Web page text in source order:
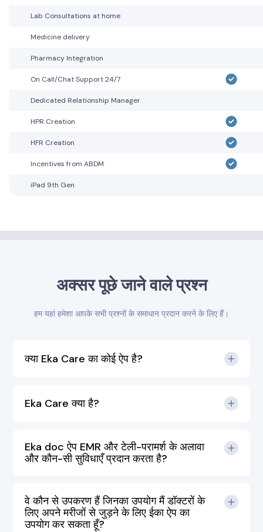
Lab Consultations at home
Medicine delivery
Pharmacy Integration
On Call/Chat Support 24/7
Dedicated Relationship Manager
HPR Creation
HFR Creation
Incentives from ABDM
iPad 9th Gen
अक्सर पूछे जाने वाले प्रश्न
हम यहां हमेशा आपके सभी प्रश्नों के समाधान प्रदान करने के लिए हैं।
क्या Eka Care का कोई ऐप है?
Eka Care क्या है?
Eka doc ऐप EMR और टेली-परामर्श के अलावा
और कौन-सी सुविधाएँ प्रदान करता है?
वे कौन से उपकरण हैं जिनका उपयोग मैं डॉक्टरों के
लिए अपने मरीजों से जुड़ने के लिए ईका ऐप का
उपयोग कर सकता हूँ?